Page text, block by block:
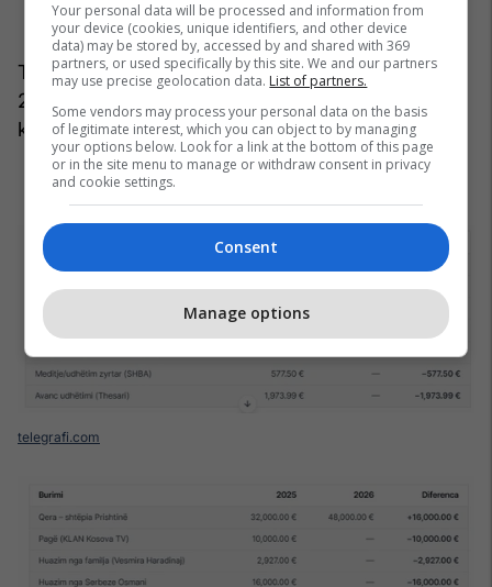
Te paratë në llogari bankare, Haradinaj në vitin
2026 raporton shuma dukshëm më të larta
krahasuar me 2025.
telegrafi.com
Your personal data will be processed and information from
your device (cookies, unique identifiers, and other device
data) may be stored by, accessed by and shared with 369
partners, or used specifically by this site. We and our partners
may use precise geolocation data. List of partners.
Some vendors may process your personal data on the basis
of legitimate interest, which you can object to by managing
your options below. Look for a link at the bottom of this page
or in the site menu to manage or withdraw consent in privacy
and cookie settings.
Consent
Manage options